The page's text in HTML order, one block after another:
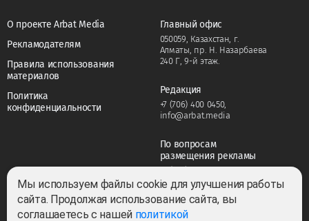
О проекте Arbat Media
Рекламодателям
Правила использования
материалов
Политика
конфиденциальности
Главный офис
050059, Казахстан, г.
Алматы, пр. Н. Назарбаева
240 Г, 9-й этаж.
Редакция
+7 (706) 400 0450,
info@arbat.media
По вопросам
размещения рекламы
adv@arbat.media
Мы используем файлы cookie для улучшения работы
сайта. Продолжая использование сайта, вы
соглашаетесь с нашей политикой